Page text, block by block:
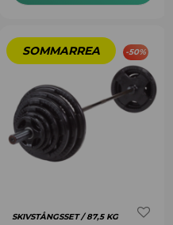
-50%
SKIVSTÅNGSSET / 87,5 KG